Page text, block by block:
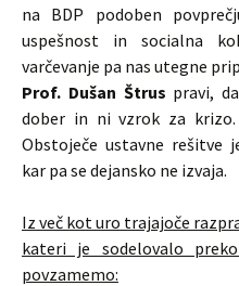
na BDP podoben
uspešnost in socialna
varčevanje pa nas utegne
Prof. Dušan Štrus pravi,
dober in ni vzrok za
Obstoječe ustavne rešitve
kar pa se dejansko ne izvaja.
Iz več kot uro trajajoče
kateri je sodelovalo
povzamemo: